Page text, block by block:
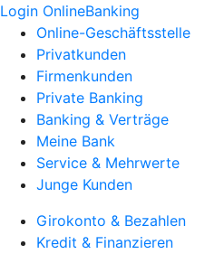
Login OnlineBanking
Online-Geschäftsstelle
Privatkunden
Firmenkunden
Private Banking
Banking & Verträge
Meine Bank
Service & Mehrwerte
Junge Kunden
Girokonto & Bezahlen
Kredit & Finanzieren